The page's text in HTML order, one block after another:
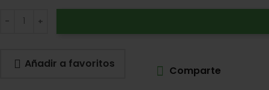
Añadir a favoritos
Comparte